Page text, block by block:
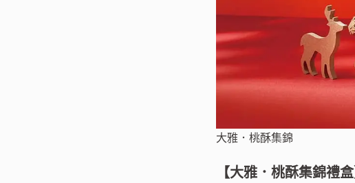
大雅．桃酥集錦
【大雅．桃酥集錦禮盒